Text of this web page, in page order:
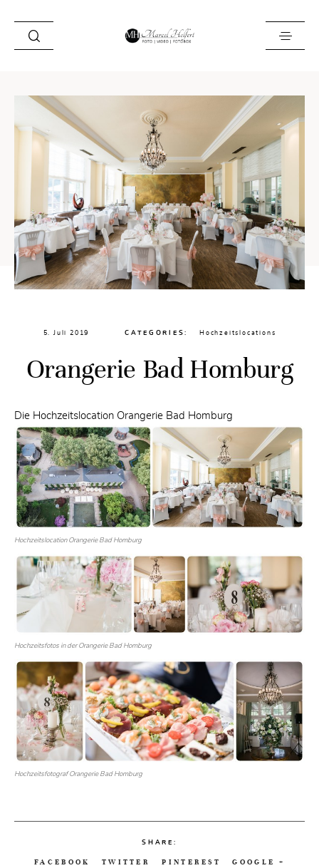
Foto
Video
Fotobox
Blog
Locations
About
Kontakt
5. Juli 2019 CATEGORIES: Hochzeitslocations
Orangerie Bad Homburg
Die Hochzeitslocation Orangerie Bad Homburg
Hochzeitslocation Orangerie Bad Homburg
Hochzeitsfotos in der Orangerie Bad Homburg
Hochzeitsfotograf Orangerie Bad Homburg
SHARE:
FACEBOOK TWITTER PINTEREST GOOGLE +